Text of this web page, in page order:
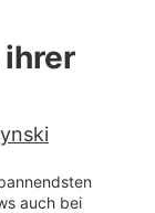
auch bei